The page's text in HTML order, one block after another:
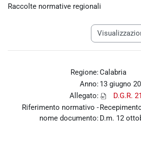
Raccolte normative regionali
Navigazione
Regione:Calabria
Anno: 13 giugno
Allegato:
D.G.R.
Riferimento normativo -
nome documento: D.m. 12